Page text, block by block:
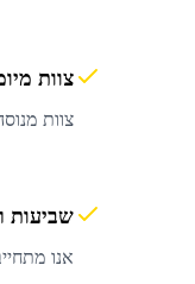
צוות
צוות
שביעות
אנו